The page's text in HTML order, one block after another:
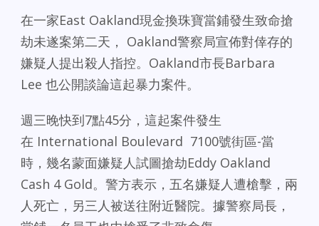
在一家East Oakland現金換珠寶當鋪發生致命搶
劫未遂案第二天， Oakland警察局宣佈對倖存的
嫌疑人提出殺人指控。Oakland市長Barbara
Lee 也公開談論這起暴力案件。
週三晚快到7點45分，這起案件發生
在 International Boulevard 7100號街區-當
時，幾名蒙面嫌疑人試圖搶劫Eddy Oakland
Cash 4 Gold。警方表示，五名嫌疑人遭槍擊，兩
人死亡，另三人被送往附近醫院。據警察局長，